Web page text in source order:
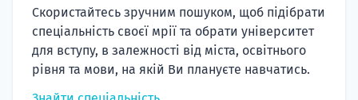
Скористайтесь зручним пошуком, щоб підібрати
спеціальність своєї мрії та обрати університет
для вступу, в залежності від міста, освітнього
рівня та мови, на якій Ви плануєте навчатись.